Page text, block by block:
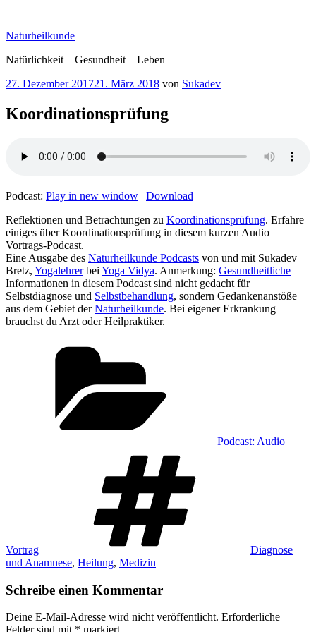
springen
Naturheilkunde
Natürlichkeit – Gesundheit – Leben
Veröffentlicht
27. Dezember 201721. März 2018 von Sukadev
Koordinationsprüfung
Podcast: Play in new window | Download
Reflektionen und Betrachtungen zu Koordinationsprüfung. Erfahre
einiges über Koordinationsprüfung in diesem kurzen Audio
Vortrags-Podcast.
Eine Ausgabe des Naturheilkunde Podcasts von und mit Sukadev
Bretz, Yogalehrerbei Yoga Vidya. Anmerkung: Gesundheitliche
Informationen in diesem Podcast sind nicht gedacht für
Selbstdiagnose und Selbstbehandlung, sondern Gedankenanstöße
aus dem Gebiet derNaturheilkunde. Bei eigener Erkrankung
brauchst du Arzt oder Heilpraktiker.
Podcast: Audio
Vortrag
Diagnose
und Anamnese, Heilung, Medizin
Schreibe einen Kommentar
Deine E-Mail-Adresse wird nicht veröffentlicht. Erforderliche